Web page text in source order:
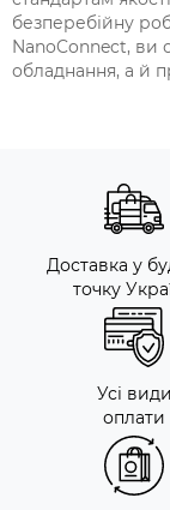
безперебійну
NanoConnect, ви
обладнання, а й
Доставка у
точку
Усі види
оплати